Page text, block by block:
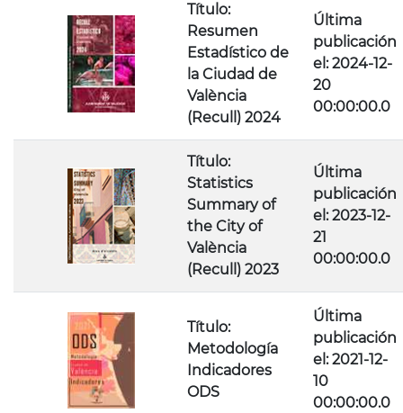
Título:
Resumen
Estadístico de
la Ciudad de
València
(Recull) 2024
Última
publicación
el: 2024-12-
20
00:00:00.0
Título:
Statistics
Summary of
the City of
València
(Recull) 2023
Última
publicación
el: 2023-12-
21
00:00:00.0
Título:
Metodología
Indicadores
ODS
Última
publicación
el: 2021-12-
10
00:00:00.0